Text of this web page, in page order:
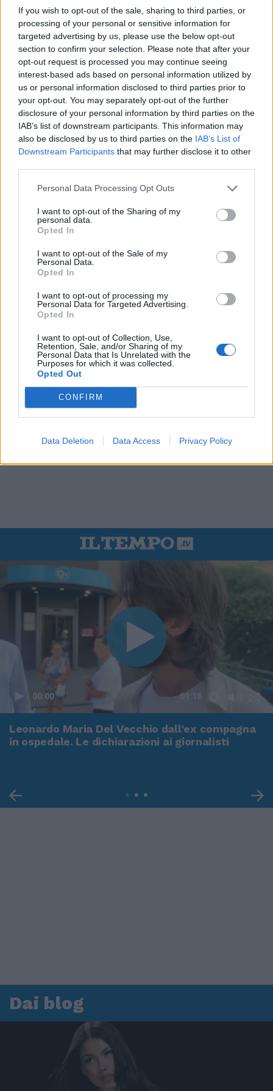
If you wish to opt-out of the sale, sharing to third parties, or
processing of your personal or sensitive information for
targeted advertising by us, please use the below opt-out
section to confirm your selection. Please note that after your
opt-out request is processed you may continue seeing
interest-based ads based on personal information utilized by
us or personal information disclosed to third parties prior to
your opt-out. You may separately opt-out of the further
disclosure of your personal information by third parties on the
IAB’s list of downstream participants. This information may
also be disclosed by us to third parties on the IAB’s List of
Downstream Participants that may further disclose it to other
Personal Data Processing Opt Outs
I want to opt-out of the Sharing of my
personal data.
Opted In
I want to opt-out of the Sale of my
Personal Data.
Opted In
I want to opt-out of processing my
Personal Data for Targeted Advertising.
Opted In
I want to opt-out of Collection, Use,
Retention, Sale, and/or Sharing of my
Personal Data that Is Unrelated with the
Purposes for which it was collected.
Opted Out
CONFIRM
Data Deletion Data Access Privacy Policy
00:00 01:16
Leonardo Maria Del Vecchio dall'ex compagna
in ospedale. Le dichiarazioni ai giornalisti
Dai blog